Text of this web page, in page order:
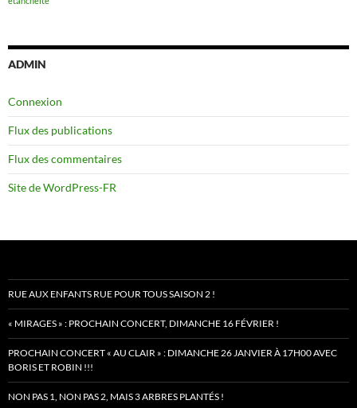
ADMIN
Connexion
Flux des publications
Flux des commentaires
Site de WordPress-FR
RUE AUX ENFANTS RUE POUR TOUS SAISON 2 !
« MIRAGES » : PROCHAIN CONCERT, DIMANCHE 16 FÉVRIER !
PROCHAIN CONCERT « AU CLAIR » : DIMANCHE 26 JANVIER À 17H00 AVEC
BORIS ET ROBIN !!!
NON PAS 1, NON PAS 2, MAIS 3 ARBRES PLANTÉS !